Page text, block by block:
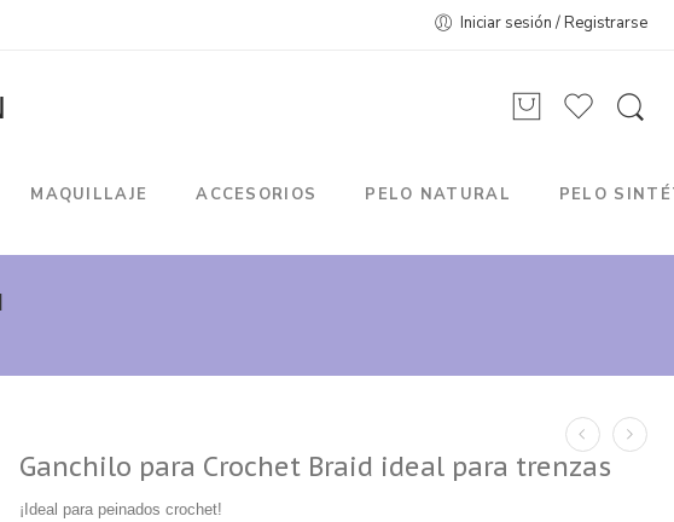
Iniciar sesión / Registrarse
MAQUILLAJE ACCESORIOS PELO NATURAL PELO
Ganchilo para Crochet Braid ideal para trenzas
¡Ideal para peinados crochet!